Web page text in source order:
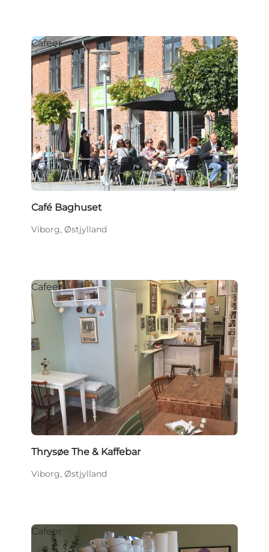
Cafeer
Café Baghuset
Viborg, Østjylland
Bæredygtige oplevelser
Cafeer
Thrysøe The & Kaffebar
Viborg, Østjylland
Cafeer